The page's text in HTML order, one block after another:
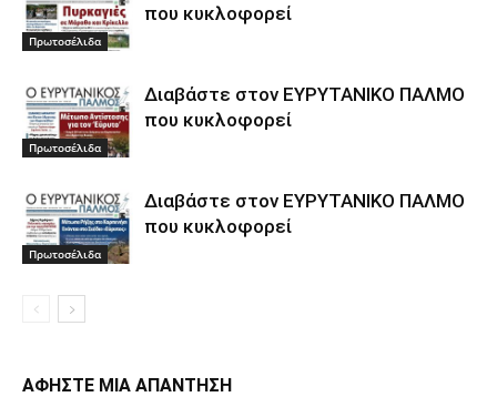
Πρωτοσέλιδα
που κυκλοφορεί
Πρωτοσέλιδα
Διαβάστε στον ΕΥΡΥΤΑΝΙΚΟ ΠΑΛΜΟ
που κυκλοφορεί
Πρωτοσέλιδα
Διαβάστε στον ΕΥΡΥΤΑΝΙΚΟ ΠΑΛΜΟ
που κυκλοφορεί
ΑΦΗΣΤΕ ΜΙΑ ΑΠΑΝΤΗΣΗ